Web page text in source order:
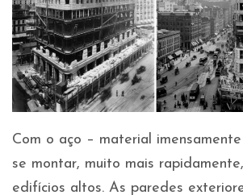
Com o aço – material
se montar, muito mais
edifícios altos. As paredes